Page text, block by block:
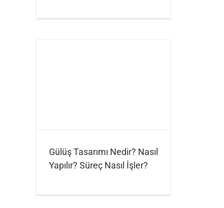
Gülüş Tasarımı Nedir? Nasıl
Yapılır? Süreç Nasıl İşler?